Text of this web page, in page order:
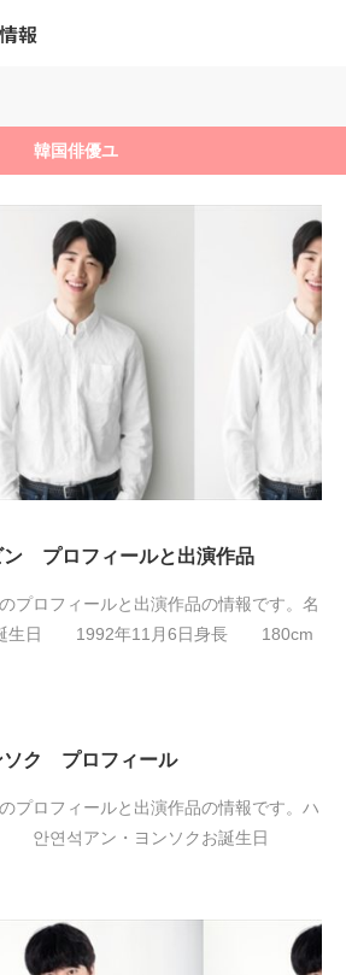
報
韓国俳優ユ
プロフィールと出演作品
ロフィールと出演作品の情報です。名
生日 1992年11月6日身長 180cm
ク プロフィール
プロフィールと出演作品の情報です。ハ
안연석アン・ヨンソクお誕生日